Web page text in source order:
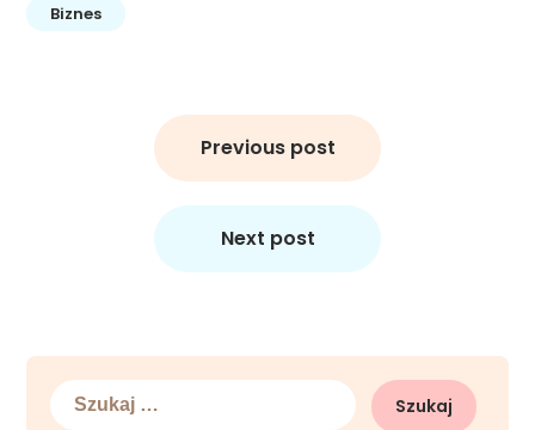
Biznes
Previous post
Next post
Szukaj: